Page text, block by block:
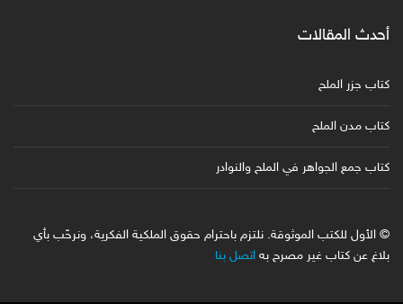
أحدث المقالات
كتاب جزر الملح
كتاب مدن الملح
كتاب جمع الجواهر في الملح والنوادر
© الأول للكتب الموثوقة. نلتزم باحترام حقوق الملكية الفكرية، ونرحّب بأي
بلاغ عن كتاب غير مصرح به اتصل بنا